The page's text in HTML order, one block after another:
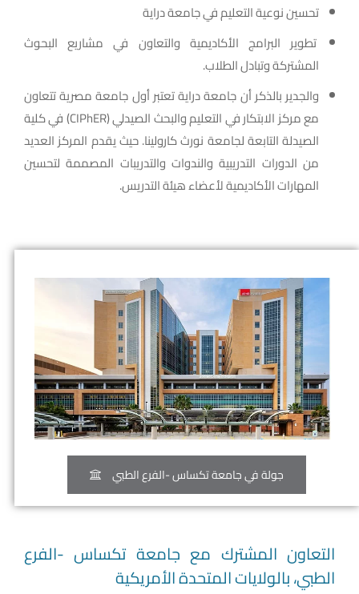
تحسين نوعية التعليم في جامعة دراية
تطوير البرامج الأكاديمية والتعاون في مشاريع البحوث
المشتركة وتبادل الطلاب.
والجدير بالذكر أن جامعة دراية تعتبر أول جامعة مصرية تتعاون
مع مركز الابتكار في التعليم والبحث الصيدلي (CIPhER) في كلية
الصيدلة التابعة لجامعة نورث كارولينا. حيث يقدم المركز العديد
من الدورات التدريبية والندوات والتدريبات المصممة لتحسين
المهارات الأكاديمية لأعضاء هيئة التدريس.
التعاون المشترك مع جامعة تكساس -الفرع
الطبي، بالولايات المتحدة الأمريكية
جولة في جامعة تكساس -الفرع الطبي